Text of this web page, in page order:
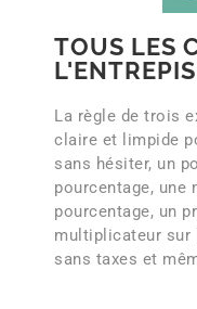
TOUS LES
La règle de trois
claire et limpide
sans hésiter, un
pourcentage, une
pourcentage, un
multiplicateur sur
sans taxes et